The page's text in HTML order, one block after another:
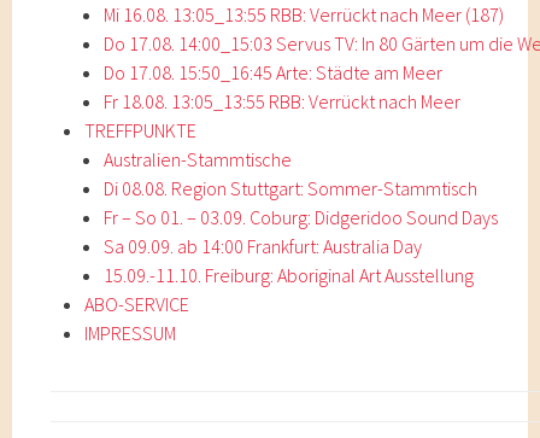
Mi 16.08. 13:05_13:55 RBB: Verrückt nach Meer (187)
Do 17.08. 14:00_15:03 Servus TV: In 80 Gärten um die
Do 17.08. 15:50_16:45 Arte: Städte am Meer
Fr 18.08. 13:05_13:55 RBB: Verrückt nach Meer
TREFFPUNKTE
Australien-Stammtische
Di 08.08. Region Stuttgart: Sommer-Stammtisch
Fr – So 01. – 03.09. Coburg: Didgeridoo Sound Days
Sa 09.09. ab 14:00 Frankfurt: Australia Day
15.09.-11.10. Freiburg: Aboriginal Art Ausstellung
ABO-SERVICE
IMPRESSUM